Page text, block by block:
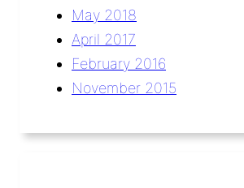
May 2018
April 2017
February 2016
November 2015